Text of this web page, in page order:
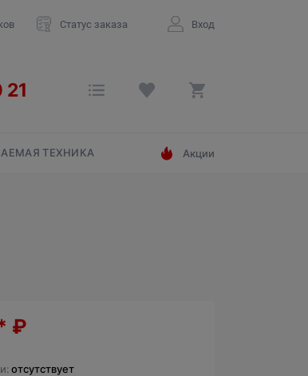
Статус заказа Вход
ТЕХНИКА Акции
₽
отсутствует